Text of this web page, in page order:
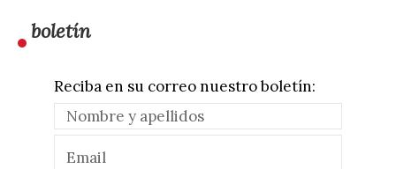
boletín
Reciba en su correo nuestro boletín: